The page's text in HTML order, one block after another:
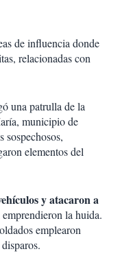
de influencia donde
relacionadas con
una patrulla de la
municipio de
sospechosos,
elementos del
y atacaron a
la huida.
emplearon